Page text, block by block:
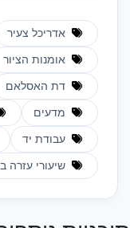
אדריכל צעיר
אומנות הציור
דת האסלאם
מדעים
עבודת יד
שיעורי